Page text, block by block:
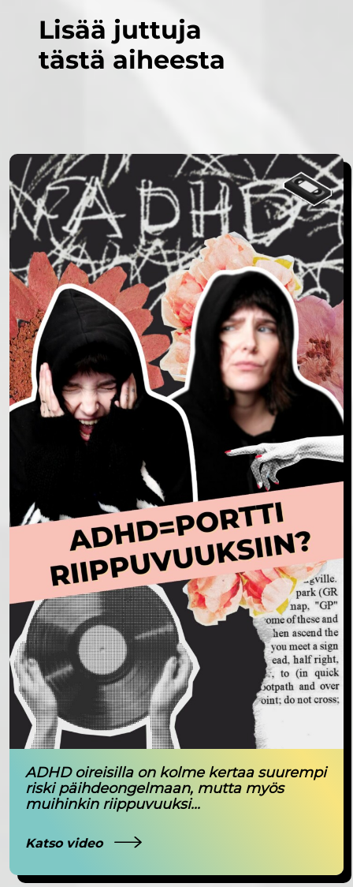
Lisää juttuja
tästä aiheesta
ADHD oireisilla on kolme kertaa suurempi
riski päihdeongelmaan, mutta myös
muihinkin riippuvuuksi...
Katso video